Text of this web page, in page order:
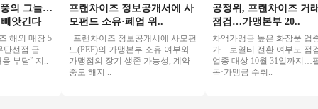
그늘…
긴다
외 매장 5
점 급
담” 지..
프랜차이즈 정보공개서에 사
모펀드 소유·폐업 위..
프랜차이즈 정보공개서에 사모펀
드(PEF)의 가맹본부 소유 여부와
가맹점의 장기 생존 가능성, 계약
중도 해지 ..
공정위, 프랜차이즈 거래
점검…가맹본부 20..
차액가맹금 높은 화장품 업종 추
가…로열티 전환 여부도 점검
업종 대상 10월 31일까지…필수
목·가맹금 수취..